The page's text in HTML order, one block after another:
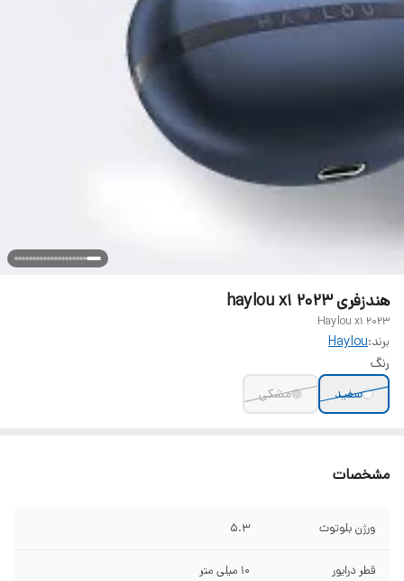
هندزفری 2023 haylou x1
Haylou x1 2023
برند:Haylou
رنگ
سفید
مشکی
مشخصات
ورژن بلوتوث 5.3
قطر درایور ۱۰ میلی متر